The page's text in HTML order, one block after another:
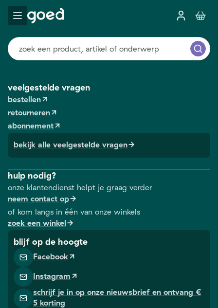
veelgestelde vragen
bestellen
retourneren
abonnement
bekijk alle veelgestelde vragen
hulp nodig?
onze klantendienst helpt je graag verder
neem contact op
of kom langs in één van onze winkels
zoek een winkel
blijf op de hoogte
Facebook
Instagram
schrijf je in op onze nieuwsbrief en ontvang €
5 korting